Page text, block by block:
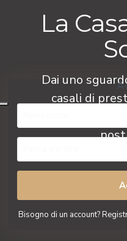
La
Dai uno
casali di
Bisogno di un account?